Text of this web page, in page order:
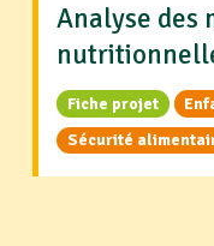
Analyse des
Fiche projet
Sécurité